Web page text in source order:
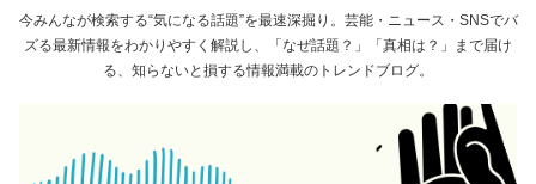
今みんなが検索する“気になる話題”を最速深掘り。芸能・ニュース・SNSでバ
ズる最新情報をわかりやすく解説し、「なぜ話題？」「真相は？」まで届け
る、知らないと損する情報満載のトレンドブログ。